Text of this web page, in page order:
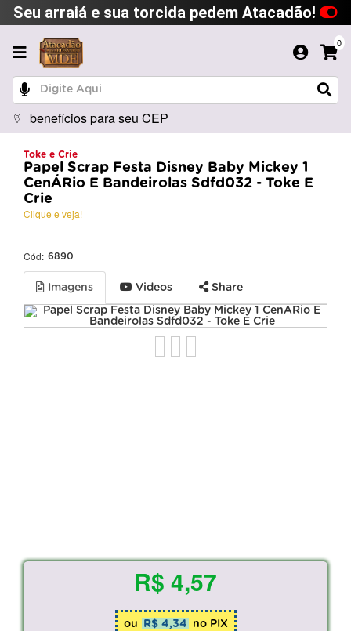
Seu arraiá e sua torcida pedem Atacadão!
0
benefícios para seu CEP
Toke e Crie
Papel Scrap Festa Disney Baby Mickey 1
CenÁRio E Bandeirolas Sdfd032 - Toke E
Crie
Clique e veja!
Cód: 6890
Imagens Videos Share
R$ 4,57
ou R$ 4,34 no PIX